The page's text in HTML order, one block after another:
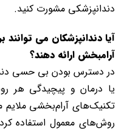
دندانپزشکی مشورت کنید.
آیا دندانپزشکان می
آرامبخش ارائه دهند؟
در دسترس بودن بی حسی
یا درمان و پیچیدگی هر
تکنیک‌های آرام‌بخشی ملایم
روش‌های معمول استفاده